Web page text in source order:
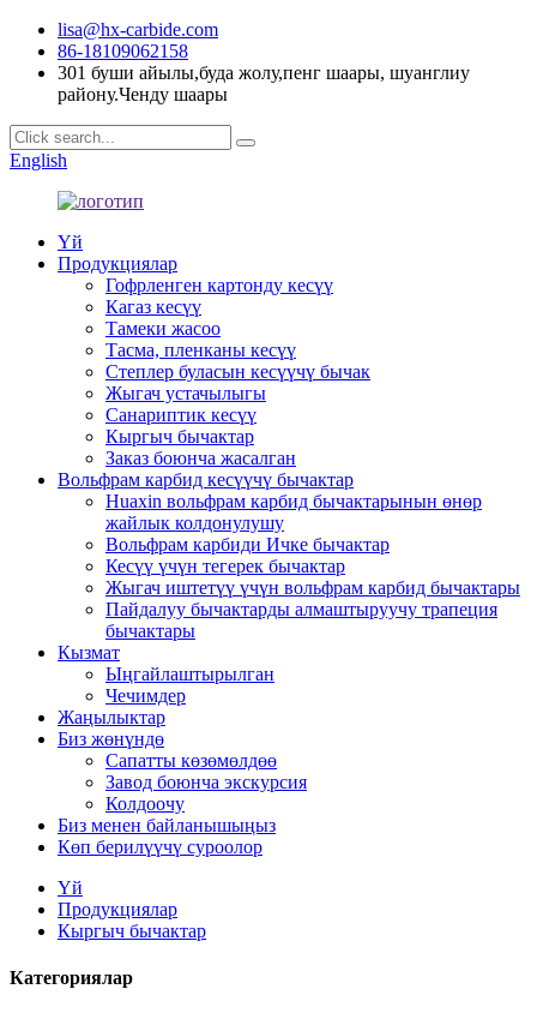
lisa@hx-carbide.com
86-18109062158
301 буши айылы,буда жолу,пенг шаары, шуанглиу
району.Ченду шаары
English
Үй
Продукциялар
Гофрленген картонду кесүү
Кагаз кесүү
Тамеки жасоо
Тасма, пленканы кесүү
Степлер буласын кесүүчү бычак
Жыгач устачылыгы
Санариптик кесүү
Кыргыч бычактар
Заказ боюнча жасалган
Вольфрам карбид кесүүчү бычактар
Huaxin вольфрам карбид бычактарынын өнөр
жайлык колдонулушу
Вольфрам карбиди Ичке бычактар
Кесүү үчүн тегерек бычактар
Жыгач иштетүү үчүн вольфрам карбид бычактары
Пайдалуу бычактарды алмаштыруучу трапеция
бычактары
Кызмат
Ыңгайлаштырылган
Чечимдер
Жаңылыктар
Биз жөнүндө
Сапатты көзөмөлдөө
Завод боюнча экскурсия
Колдоочу
Биз менен байланышыңыз
Көп берилүүчү суроолор
Үй
Продукциялар
Кыргыч бычактар
Категориялар